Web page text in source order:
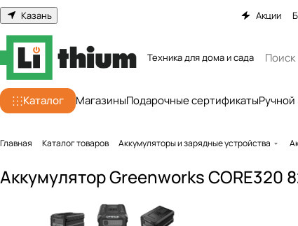
Казань Акции
Техника для дома и сада
Каталог МагазиныПодарочные сертификаты
Главная Каталог товаров Аккумуляторы и зарядные устройства
Аккумулятор Greenworks CORE320